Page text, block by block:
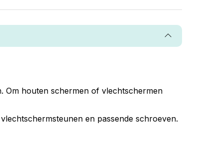
Om houten schermen of vlechtschermen
en passende schroeven.